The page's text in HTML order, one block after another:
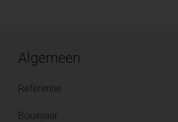
Algemeen
Referentie
Bouwjaar